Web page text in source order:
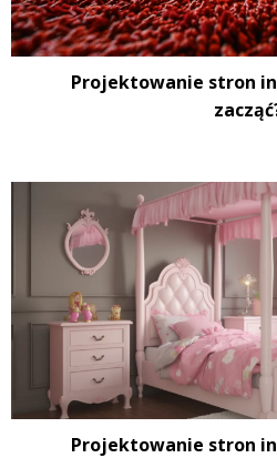
Projektowanie stron
Projektowanie stron